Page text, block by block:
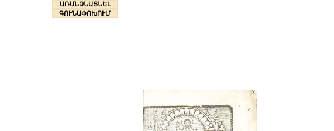
ԱՌԱՆՁՆԱՑՆԵԼ
ԳՈՒՆԱՓՈԽՈՒՄ